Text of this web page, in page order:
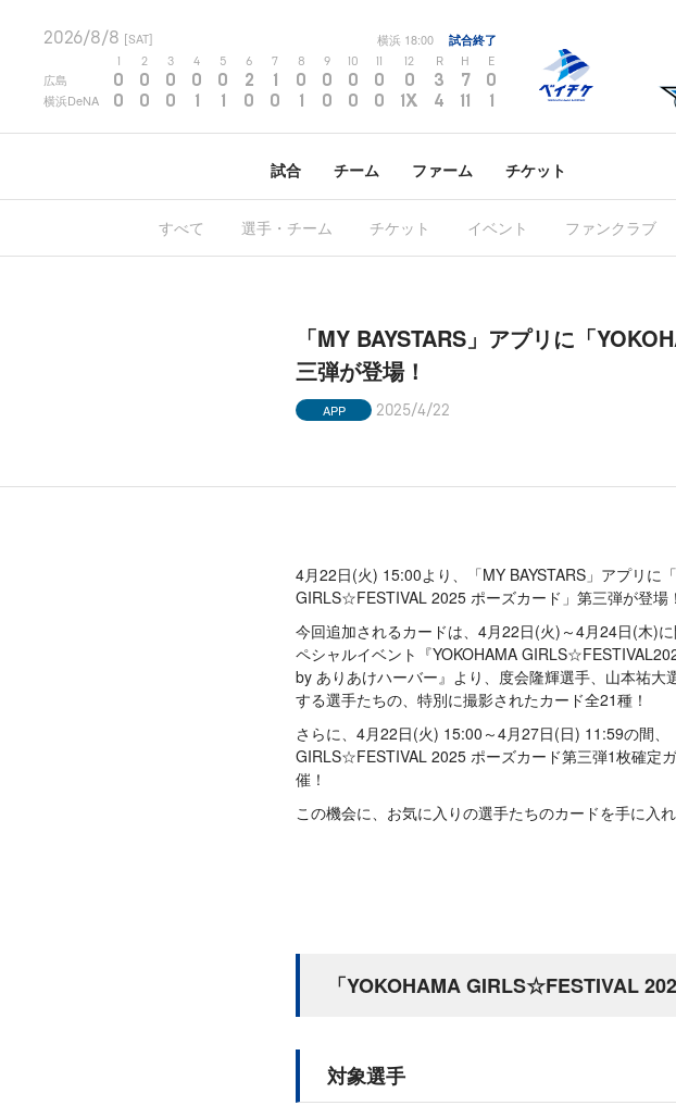
2026/8/8 [SAT] 横浜 18:00 試合終了
2 3 4 5 6 7 8 9 10 12 R H E
広島 0 0 0 0 0 2 1 0 0 0 0 0 3 7 0
横浜DeNA 0 0 0 1 1 0 0 1 0 0 0 1X 4 11 1
試合 チーム ファーム チケット
すべて 選手・チーム チケット イベント ファンクラブ
「MY BAYSTARS」アプリに「
三弾が登場！
APP 2025/4/22
4月22日(火) 15:00より、「MY BAYSTARS」アプリに
GIRLS☆FESTIVAL 2025 ポーズカード」第三弾が登場！
今回追加されるカードは、4月22日(火)～4月24日(木)
ペシャルイベント『YOKOHAMA
by ありあけハーバー』より、度会隆輝選手、山本祐大
する選手たちの、特別に撮影されたカード全21種！
さらに、4月22日(火) 15:00～4月27日(日) 11:59の間、
GIRLS☆FESTIVAL 2025 ポーズカード第三弾1枚確定
催！
この機会に、お気に入りの選手たちのカードを手に入れ
「YOKOHAMA GIRLS☆FESTIVAL
対象選手